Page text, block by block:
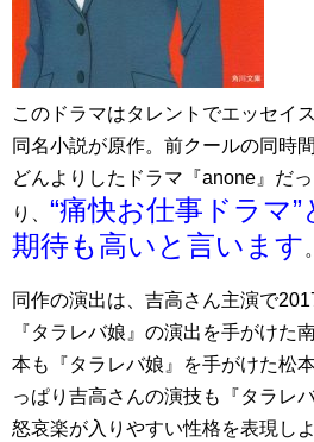
このドラマはタレントでエッセイ
同名小説が原作。前クールの同時
どんよりしたドラマ『anone』だ
り、 “痛快お仕事ドラマ”
期待も高いと言います 。
同作の演出は、吉高さん主演で
『タラレバ娘』の演出を手がけた
本も『タラレバ娘』を手がけた松
っぱり吉高さんの演技も『タラレ
怒哀楽が入りやすい性格を表現しよ